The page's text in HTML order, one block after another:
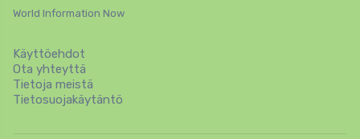
World Information Now
Käyttöehdot
Ota yhteyttä
Tietoja meistä
Tietosuojakäytäntö